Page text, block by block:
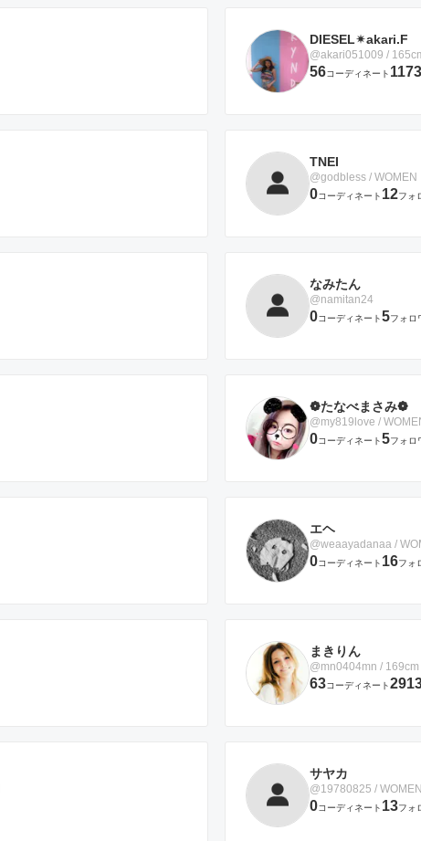
DIESEL✴︎akari.F
@akari051009 /
56コーディネート
TNEI
@godbless / WOMEN
0コーディネート 12フォ
なみたん
@namitan24
0コーディネート5フォロ
❁たなべまさみ❁
@my819love /
0コーディネート5フォロ
エヘ
@weaayadanaa /
0コーディネート 16フォ
まきりん
@mn0404mn / 169cm
63コーディネート
サヤカ
@19780825 / WOMEN
0コーディネート 13フォ